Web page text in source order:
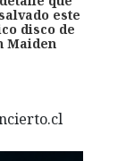
este
disco de
Maiden